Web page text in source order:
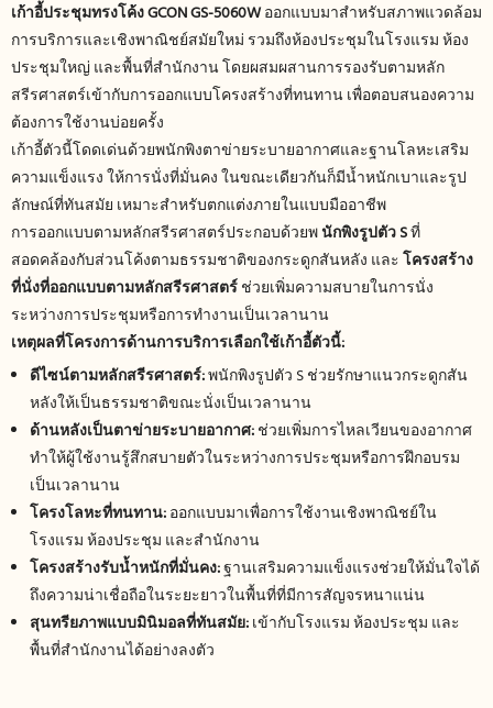
เก้าอี้ประชุมทรงโค้ง GCON GS-5060Wออกแบบมาสำหรับสภาพแวดล้อม
การบริการและเชิงพาณิชย์สมัยใหม่ รวมถึงห้องประชุมในโรงแรม ห้อง
ประชุมใหญ่ และพื้นที่สำนักงาน โดยผสมผสานการรองรับตามหลัก
สรีรศาสตร์เข้ากับการออกแบบโครงสร้างที่ทนทาน เพื่อตอบสนองความ
ต้องการใช้งานบ่อยครั้ง
เก้าอี้ตัวนี้โดดเด่นด้วยพนักพิงตาข่ายระบายอากาศและฐานโลหะเสริม
ความแข็งแรง ให้การนั่งที่มั่นคง ในขณะเดียวกันก็มีน้ำหนักเบาและรูป
ลักษณ์ที่ทันสมัย ​​เหมาะสำหรับตกแต่งภายในแบบมืออาชีพ
การออกแบบตามหลักสรีรศาสตร์ประกอบด้วยพนักพิงรูปตัว Sที่
สอดคล้องกับส่วนโค้งตามธรรมชาติของกระดูกสันหลัง และโครงสร้าง
ที่นั่งที่ออกแบบตามหลักสรีรศาสตร์ช่วยเพิ่มความสบายในการนั่ง
ระหว่างการประชุมหรือการทำงานเป็นเวลานาน
เหตุผลที่โครงการด้านการบริการเลือกใช้เก้าอี้ตัวนี้:
ดีไซน์ตามหลักสรีรศาสตร์:พนักพิงรูปตัว S ช่วยรักษาแนวกระดูกสัน
หลังให้เป็นธรรมชาติขณะนั่งเป็นเวลานาน
ด้านหลังเป็นตาข่ายระบายอากาศ:ช่วยเพิ่มการไหลเวียนของอากาศ
ทำให้ผู้ใช้งานรู้สึกสบายตัวในระหว่างการประชุมหรือการฝึกอบรม
เป็นเวลานาน
โครงโลหะที่ทนทาน:ออกแบบมาเพื่อการใช้งานเชิงพาณิชย์ใน
โรงแรม ห้องประชุม และสำนักงาน
โครงสร้างรับน้ำหนักที่มั่นคง:ฐานเสริมความแข็งแรงช่วยให้มั่นใจได้
ถึงความน่าเชื่อถือในระยะยาวในพื้นที่ที่มีการสัญจรหนาแน่น
สุนทรียภาพแบบมินิมอลที่ทันสมัย:เข้ากับโรงแรม ห้องประชุม และ
พื้นที่สำนักงานได้อย่างลงตัว